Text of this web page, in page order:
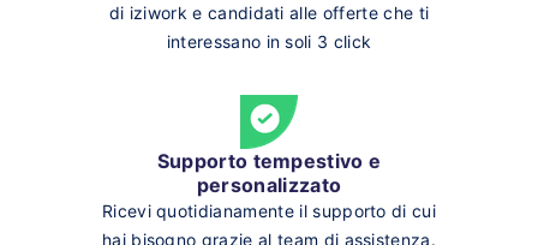
di iziwork e candidati alle offerte che ti
interessano in soli 3 click
Supporto tempestivo e
personalizzato
Ricevi quotidianamente il supporto di cui
hai bisogno grazie al team di assistenza.